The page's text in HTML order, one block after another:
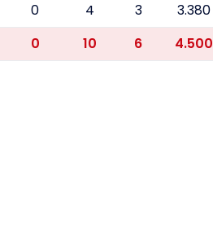
0 4 3 3.380
0 10 6 4.500